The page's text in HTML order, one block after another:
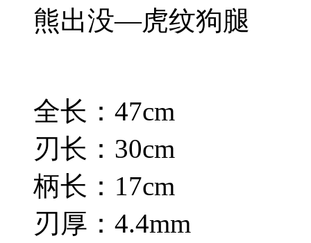
熊出没—虎纹狗腿
全长：47cm
刃长：30cm
柄长：17cm
刃厚：4.4mm